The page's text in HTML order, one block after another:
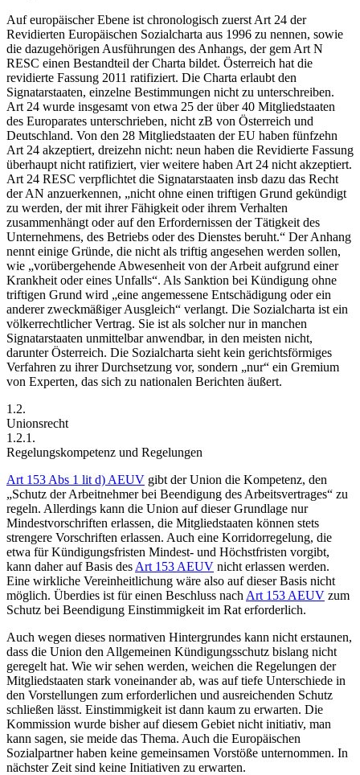
Auf europäischer Ebene ist chronologisch zuerst Art 24 der
Revidierten Europäischen Sozialcharta aus 1996 zu nennen, sowie
die dazugehörigen Ausführungen des Anhangs, der gem Art N
RESC einen Bestandteil der Charta bildet. Österreich hat die
revidierte Fassung 2011 ratifiziert. Die Charta erlaubt den
Signatarstaaten, einzelne Bestimmungen nicht zu unterschreiben.
Art 24 wurde insgesamt von etwa 25 der über 40 Mitgliedstaaten
des Europarates unterschrieben, nicht zB von Österreich und
Deutschland. Von den 28 Mitgliedstaaten der EU haben fünfzehn
Art 24 akzeptiert, dreizehn nicht: neun haben die Revidierte Fassung
überhaupt nicht ratifiziert, vier weitere haben Art 24 nicht akzeptiert.
Art 24 RESC verpflichtet die Signatarstaaten insb dazu das Recht
der AN anzuerkennen, „nicht ohne einen triftigen Grund gekündigt
zu werden, der mit ihrer Fähigkeit oder ihrem Verhalten
zusammenhängt oder auf den Erfordernissen der Tätigkeit des
Unternehmens, des Betriebs oder des Dienstes beruht.“ Der Anhang
nennt einige Gründe, die nicht als triftig angesehen werden sollen,
wie „vorübergehende Abwesenheit von der Arbeit aufgrund einer
Krankheit oder eines Unfalls“. Als Sanktion bei Kündigung ohne
triftigen Grund wird „eine angemessene Entschädigung oder ein
anderer zweckmäßiger Ausgleich“ verlangt. Die Sozialcharta ist ein
völkerrechtlicher Vertrag. Sie ist als solcher nur in manchen
Signatarstaaten unmittelbar anwendbar, in den meisten nicht,
darunter Österreich. Die Sozialcharta sieht kein gerichtsförmiges
Verfahren zu ihrer Durchsetzung vor, sondern „nur“ ein Gremium
von Experten, das sich zu nationalen Berichten äußert.
1.2.
Unionsrecht
1.2.1.
Regelungskompetenz und Regelungen
Art 153 Abs 1 lit d) AEUV gibt der Union die Kompetenz, den
„Schutz der Arbeitnehmer bei Beendigung des Arbeitsvertrages“ zu
regeln. Allerdings kann die Union auf dieser Grundlage nur
Mindestvorschriften erlassen, die Mitgliedstaaten können stets
strengere Vorschriften erlassen. Auch eine Korridorregelung, die
etwa für Kündigungsfristen Mindest- und Höchstfristen vorgibt,
kann daher auf Basis des Art 153 AEUV nicht erlassen werden.
Eine wirkliche Vereinheitlichung wäre also auf dieser Basis nicht
möglich. Überdies ist für einen Beschluss nach Art 153 AEUV zum
Schutz bei Beendigung Einstimmigkeit im Rat erforderlich.
Auch wegen dieses normativen Hintergrundes kann nicht erstaunen,
dass die Union den Allgemeinen Kündigungsschutz bislang nicht
geregelt hat. Wie wir sehen werden, weichen die Regelungen der
Mitgliedstaaten stark voneinander ab, was auf tiefe Unterschiede in
den Vorstellungen zum erforderlichen und ausreichenden Schutz
schließen lässt. Einstimmigkeit ist dann kaum zu erwarten. Die
Kommission wurde bisher auf diesem Gebiet nicht initiativ, man
kann sagen, sie meide das Thema. Auch die Europäischen
Sozialpartner haben keine gemeinsamen Vorstöße unternommen. In
nächster Zeit sind keine Initiativen zu erwarten.